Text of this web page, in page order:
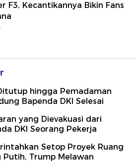
F3, Kecantikannya Bikin Fans
hingga Pemadaman
Bapenda DKI Selesai
yang Dievakuasi dari
DKI Seorang Pekerja
Setop Proyek Ruang
Putih, Trump Melawan